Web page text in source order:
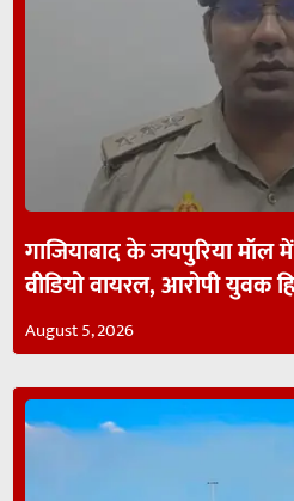
गाजियाबाद के जयपुरिया मॉल
वीडियो वायरल, आरोपी युवक
August 5, 2026